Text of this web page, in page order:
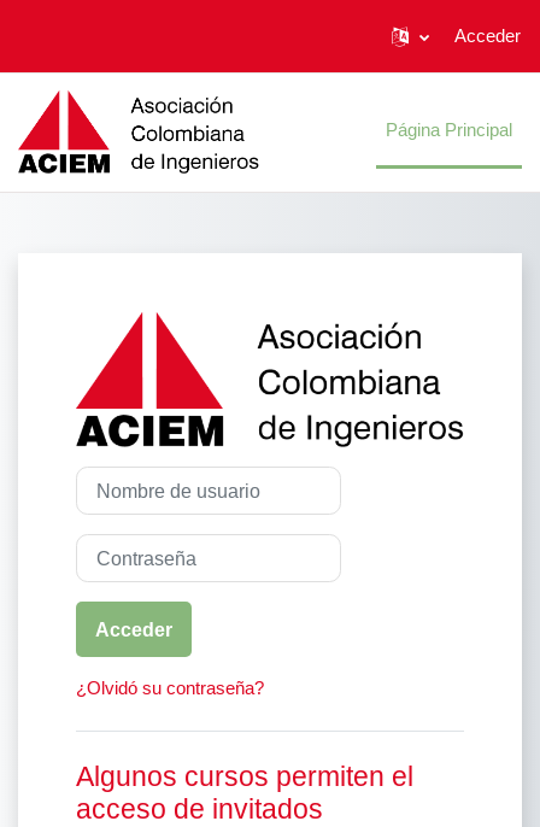
Acceder
Página Principal
Entrar a
Nombre de usuario
Contraseña
Acceder
¿Olvidó su contraseña?
Algunos cursos permiten el
acceso de invitados